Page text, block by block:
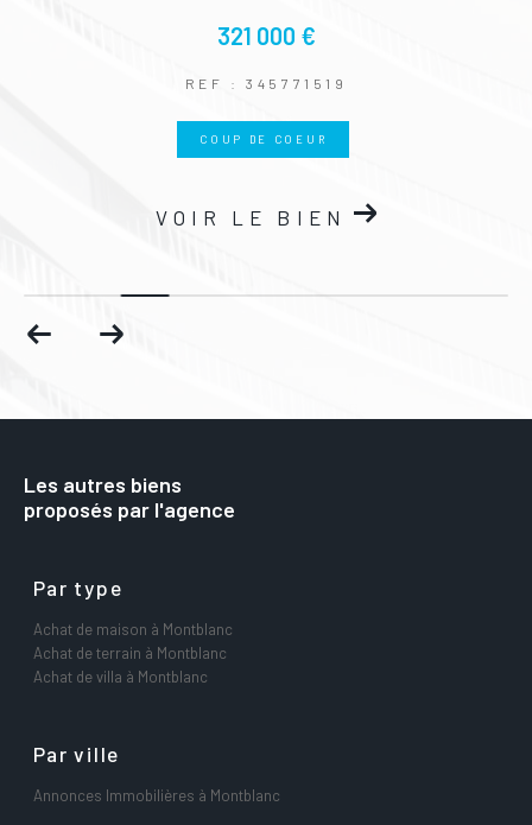
321 000 €
REF : 345771519
COUP DE COEUR
VOIR LE BIEN
Les autres biens
proposés par l'agence
Par type
Achat de maison à Montblanc
Achat de terrain à Montblanc
Achat de villa à Montblanc
Par ville
Annonces Immobilières à Montblanc